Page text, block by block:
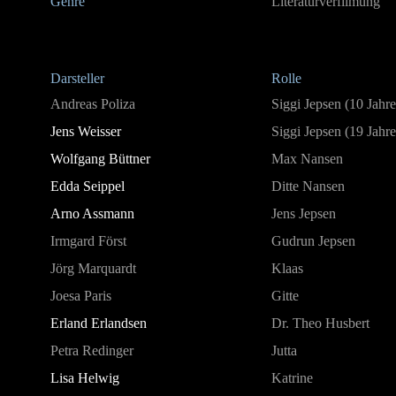
Darsteller
Rolle
Andreas Poliza
Siggi Jepsen (10
Jens Weisser
Siggi Jepsen (19
Wolfgang Büttner
Max Nansen
Edda Seippel
Ditte Nansen
Arno Assmann
Jens Jepsen
Irmgard Först
Gudrun Jepsen
Jörg Marquardt
Klaas
Joesa Paris
Gitte
Erland Erlandsen
Dr. Theo Husbert
Petra Redinger
Jutta
Lisa Helwig
Katrine